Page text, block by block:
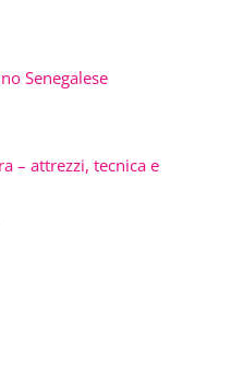
Senegalese
– attrezzi, tecnica e